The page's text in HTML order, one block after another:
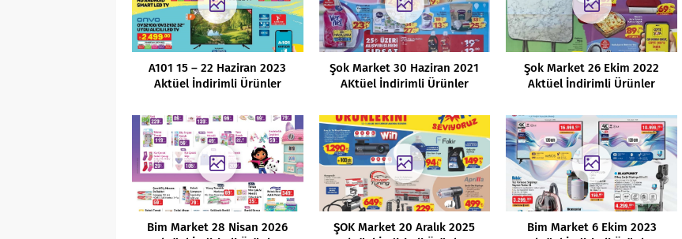
A101 15 – 22 Haziran 2023
Aktüel İndirimli Ürünler
Şok Market 30 Haziran 2021
AKtüel İndirimli Ürünler
Şok Market 26 Ekim 2022
Aktüel İndirimli Ürünler
Bim Market 28 Nisan 2026
ŞOK Market 20 Aralık 2025
Bim Market 6 Ekim 2023